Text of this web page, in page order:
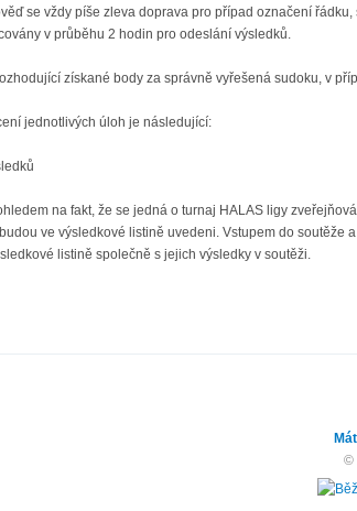
se vždy píše zleva doprava pro případ označení
v průběhu 2 hodin pro odeslání výsledků.
získané body za správně vyřešená sudoku, v
jednotlivých úloh je následující:
na fakt, že se jedná o turnaj HALAS ligy
ve výsledkové listině uvedeni. Vstupem do
listině společně s jejich výsledky v soutěži.
©